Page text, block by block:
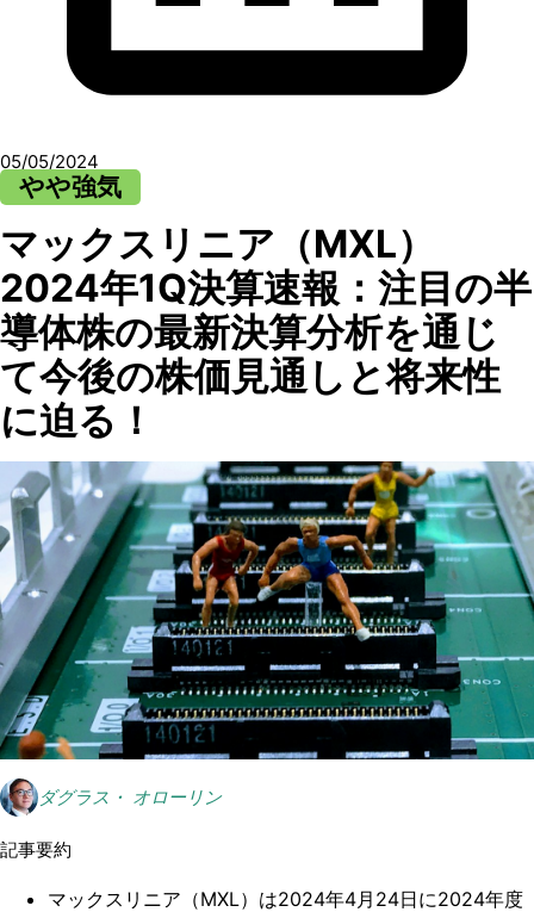
05/05/2024
やや強気
マックスリニア（MXL）
2024年1Q決算速報：注目の半
導体株の最新決算分析を通じ
て今後の株価見通しと将来性
に迫る！
ダグラス・ オローリン
記事要約
マックスリニア（MXL）は2024年4月24日に2024年度